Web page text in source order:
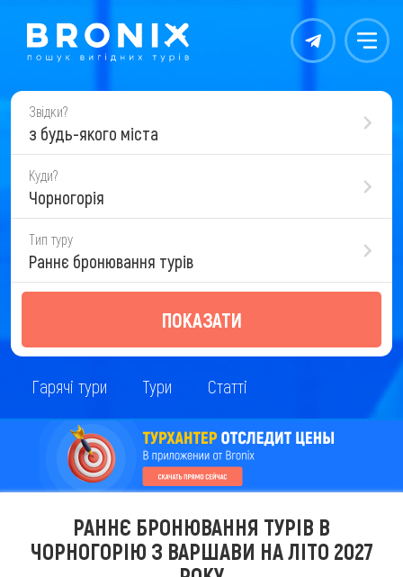
Контакты Меню
Звідки?
з будь-якого міста
Куди?
Чорногорія
Тип туру
Раннє бронювання турів
ПОКАЗАТИ
Гарячі тури Тури Статті
РАННЄ БРОНЮВАННЯ ТУРІВ В
ЧОРНОГОРІЮ З ВАРШАВИ НА ЛІТО 2027